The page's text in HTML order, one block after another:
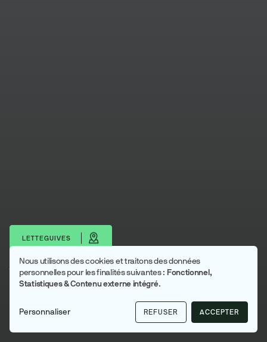
LETTEGUIVES
Télécharger les portraits
Lyons Andelle
Utilisation
des
données
personnelles
Nous utilisons des cookies et traitons des données
personnelles pour les finalités suivantes : Fonctionnel,
Statistiques & Contenu externe intégré.
Personnaliser REFUSER ACCEPTER